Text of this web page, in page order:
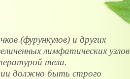
(фурункулов) и других
лимфатических узлов
тела.
должно быть строго